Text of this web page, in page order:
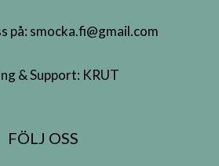
på: smocka.fi@gmail.com
& Support: KRUT
FÖLJ OSS